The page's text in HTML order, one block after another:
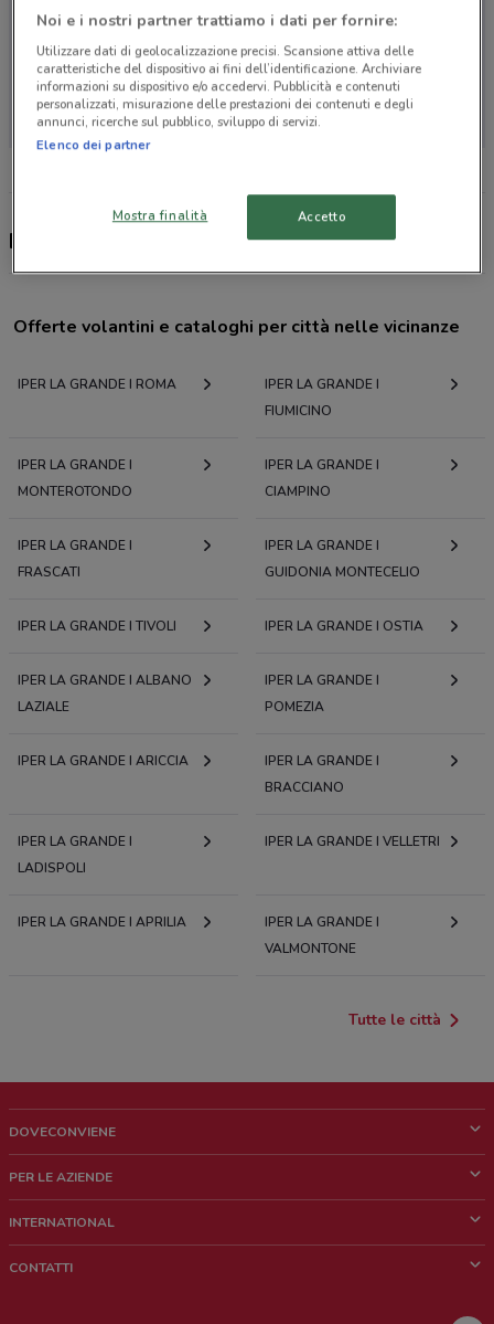
Non ci sono negozi nelle vicinanze
Iperdrive, Carta Vantaggi e Vantaggi Più
Offerte volantini e cataloghi per città nelle vicinanze
IPER LA GRANDE I ROMA
IPER LA GRANDE I
FIUMICINO
IPER LA GRANDE I
MONTEROTONDO
IPER LA GRANDE I
CIAMPINO
IPER LA GRANDE I
FRASCATI
IPER LA GRANDE I
GUIDONIA MONTECELIO
IPER LA GRANDE I TIVOLI IPER LA GRANDE I OSTIA
IPER LA GRANDE I ALBANO
LAZIALE
IPER LA GRANDE I
POMEZIA
IPER LA GRANDE I ARICCIA
IPER LA GRANDE I
BRACCIANO
IPER LA GRANDE I
LADISPOLI
IPER LA GRANDE I VELLETRI
IPER LA GRANDE I APRILIA
IPER LA GRANDE I
VALMONTONE
Tutte le città
DOVECONVIENE
Chi siamo
Lavora con noi
PER LE AZIENDE
Richieste commerciali e marketing
INTERNATIONAL
CONTATTI
Noi e i nostri partner trattiamo i dati per fornire:
Utilizzare dati di geolocalizzazione precisi. Scansione attiva delle
caratteristiche del dispositivo ai fini dell’identificazione. Archiviare
informazioni su dispositivo e/o accedervi. Pubblicità e contenuti
personalizzati, misurazione delle prestazioni dei contenuti e degli
annunci, ricerche sul pubblico, sviluppo di servizi.
Elenco dei partner
Mostra finalità Accetto